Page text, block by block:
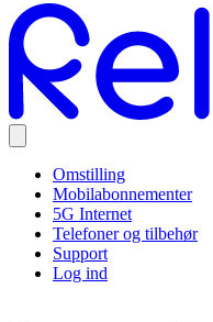
Omstilling
Mobilabonnementer
5G Internet
Telefoner og tilbehør
Support
Log ind